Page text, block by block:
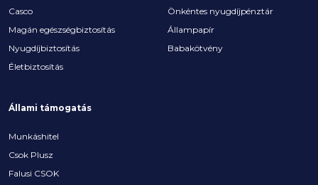
Casco
Magán egészségbiztosítás
Nyugdíjbiztosítás
Életbiztosítás
Önkéntes nyugdíjpénztár
Állampapír
Babakötvény
Állami támogatás
Munkáshitel
Csok Plusz
Falusi CSOK